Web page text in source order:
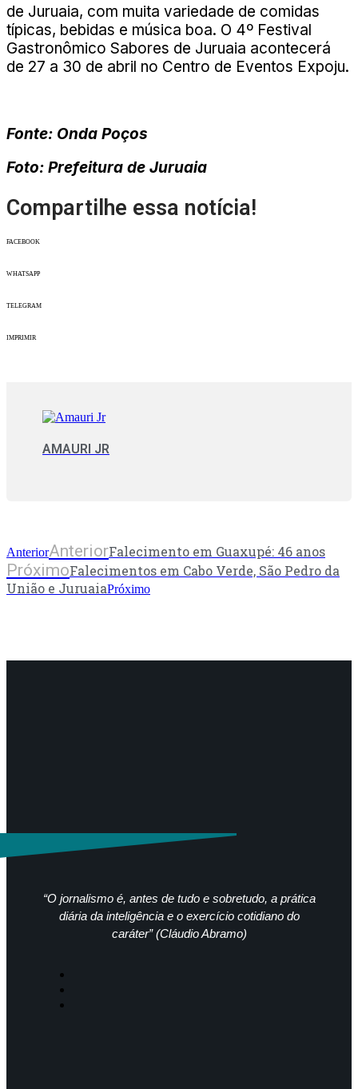
de Juruaia, com muita variedade de comidas
típicas, bebidas e música boa. O 4º Festival
Gastronômico Sabores de Juruaia acontecerá
de 27 a 30 de abril no Centro de Eventos Expoju.
Fonte: Onda Poços
Foto: Prefeitura de Juruaia
Compartilhe essa notícia!
FACEBOOK
WHATSAPP
TELEGRAM
IMPRIMIR
AMAURI JR
AnteriorAnteriorFalecimento em Guaxupé: 46 anos
PróximoFalecimentos em Cabo Verde, São Pedro da
União e JuruaiaPróximo
“O jornalismo é, antes de tudo e sobretudo, a prática
diária da inteligência e o exercício cotidiano do
caráter” (Cláudio Abramo)